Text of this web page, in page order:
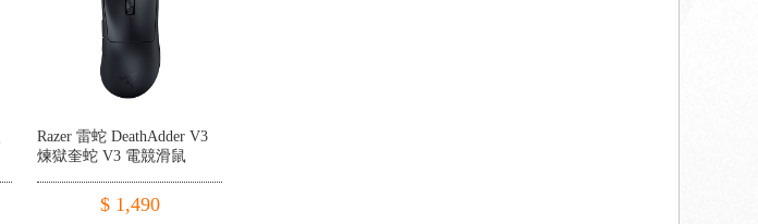
Razer 雷蛇 DeathAdder V3
煉獄奎蛇 V3 電競滑鼠
$ 1,490